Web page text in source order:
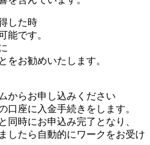
した時
能です。
をお勧めいたします。
からお申し込みください
口座に入金手続きをします。
同時にお申込み完了となり、
したら自動的にワークをお受け